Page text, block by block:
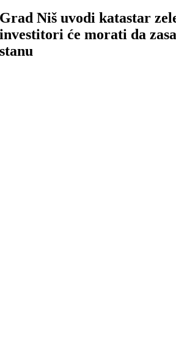
Grad Niš uvodi katastar
investitori će morati da
stanu